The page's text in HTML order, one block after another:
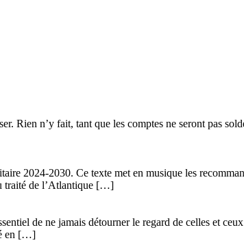
Rien n’y fait, tant que les comptes ne seront pas
2024-2030. Ce texte met en musique les
traité de l’Atlantique […]
de ne jamais détourner le regard de celles et
en […]